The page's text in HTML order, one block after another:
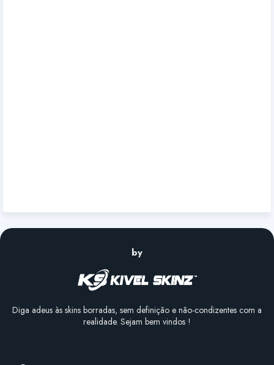
by
Diga adeus às skins borradas, sem definição e não-condizentes com a
realidade. Sejam bem vindos !